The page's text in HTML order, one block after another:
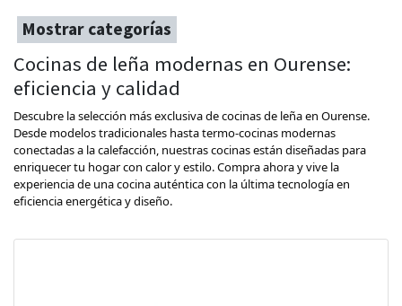
Mostrar categorías
Cocinas de leña modernas en Ourense:
eficiencia y calidad
Descubre la selección más exclusiva de cocinas de leña en Ourense.
Desde modelos tradicionales hasta termo-cocinas modernas
conectadas a la calefacción, nuestras cocinas están diseñadas para
enriquecer tu hogar con calor y estilo. Compra ahora y vive la
experiencia de una cocina auténtica con la última tecnología en
eficiencia energética y diseño.